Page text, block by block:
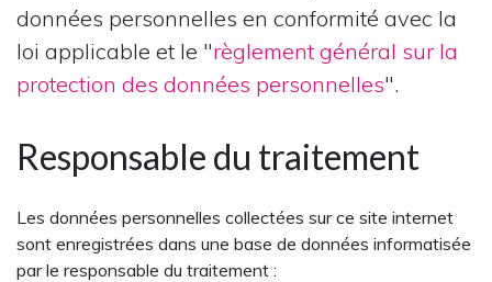
données personnelles en conformité avec la
loi applicable et le "règlement général sur la
protection des données personnelles".
Responsable du traitement
Les données personnelles collectées sur ce site internet
sont enregistrées dans une base de données informatisée
par le responsable du traitement :